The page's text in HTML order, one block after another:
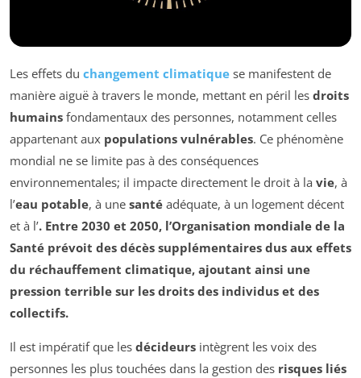
Les effets du changement climatique se manifestent de
manière aiguë à travers le monde, mettant en péril les droits
humains fondamentaux des personnes, notamment celles
appartenant aux populations vulnérables. Ce phénomène
mondial ne se limite pas à des conséquences
environnementales; il impacte directement le droit à la vie, à
l’eau potable, à une santé adéquate, à un logement décent
et à l’. Entre 2030 et 2050, l’Organisation mondiale de la
Santé prévoit des décès supplémentaires dus aux effets
du réchauffement climatique, ajoutant ainsi une
pression terrible sur les droits des individus et des
collectifs.
Il est impératif que les décideurs intègrent les voix des
personnes les plus touchées dans la gestion des risques liés